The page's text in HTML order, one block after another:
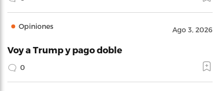
Opiniones Ago 3, 2026
Voy a Trump y pago doble
0